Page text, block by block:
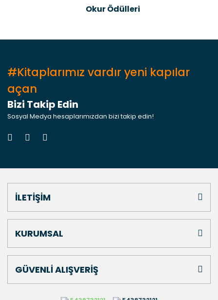
Okur Ödülleri
#Kitaplarımız vardır yeni kapılar
açan
Bizi Takip Edin
Sosyal Medya hesaplarımızdan bizi takip edin!
İLETİŞİM
KURUMSAL
GÜVENLİ ALIŞVERİŞ